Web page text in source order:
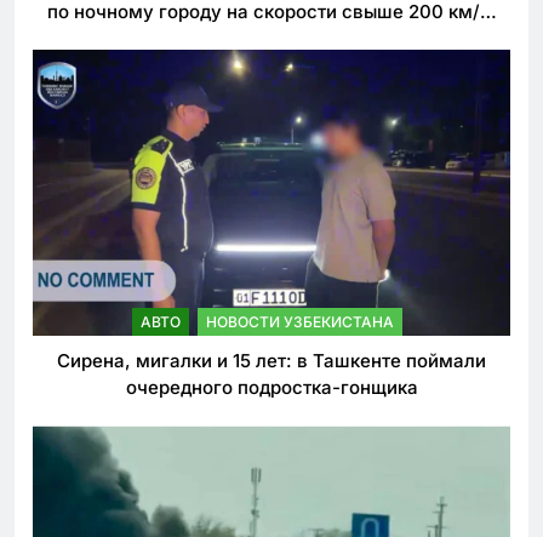
по ночному городу на скорости свыше 200 км/ч.
АВТО НОВОСТИ УЗБЕКИСТАНА
Сирена, мигалки и 15 лет: в Ташкенте поймали
очередного подростка-гонщика